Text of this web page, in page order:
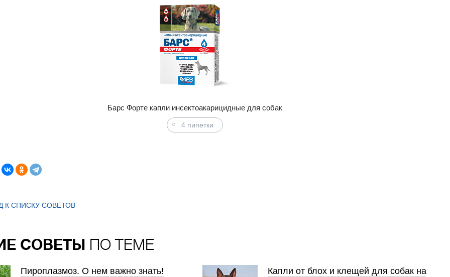
Барс Форте капли инсектоакарицидные для собак
4 пипетки
К СПИСКУ СОВЕТОВ
СОВЕТЫ ПО ТЕМЕ
Пироплазмоз. О нем важно знать!
Капли от блох и клещей для собак на